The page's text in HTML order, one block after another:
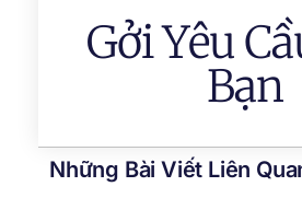
Gởi Yêu
Bạn
Những Bài Viết Liên